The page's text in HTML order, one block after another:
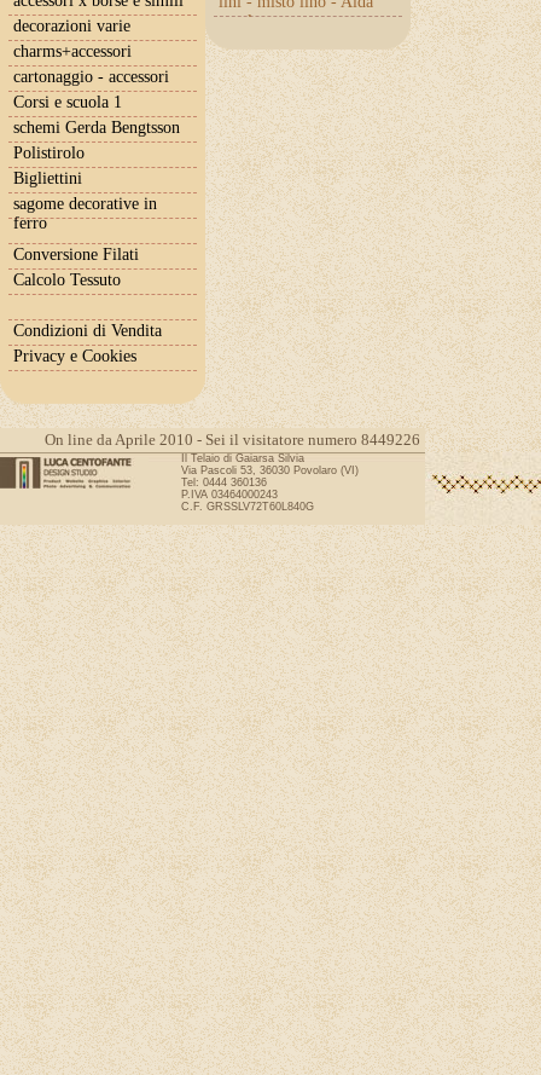
con lurex
decorazioni varie
charms+accessori
cartonaggio - accessori
Corsi e scuola 1
schemi Gerda Bengtsson
Polistirolo
Bigliettini
sagome decorative in
ferro
Conversione Filati
Calcolo Tessuto
Condizioni di Vendita
Privacy e Cookies
On line da Aprile 2010 - Sei il visitatore numero 8449226
Il Telaio di Gaiarsa Silvia
Via Pascoli 53, 36030 Povolaro (VI)
Tel: 0444 360136
P.IVA 03464000243
C.F. GRSSLV72T60L840G